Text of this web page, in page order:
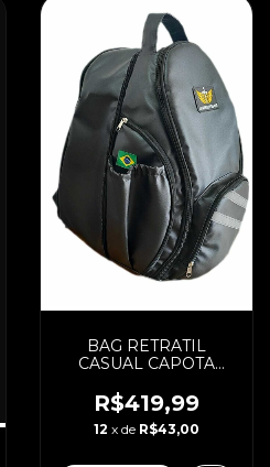
BAG RETRATIL
CASUAL CAPOTA
PRAZO DE 25 A 30
DIAS)
R$419,99
12 x de R$43,00